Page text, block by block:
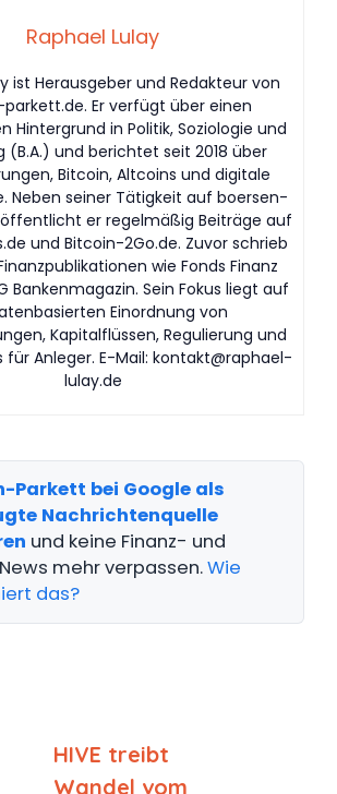
Raphael Lulay
ist Herausgeber und Redakteur von
Er verfügt über einen
Hintergrund in Politik, Soziologie und
(B.A.) und berichtet seit 2018 über
Bitcoin, Altcoins und digitale
Neben seiner Tätigkeit auf boersen-
er regelmäßig Beiträge auf
und Bitcoin-2Go.de. Zuvor schrieb
wie Fonds Finanz
Bankenmagazin. Sein Fokus liegt auf
Einordnung von
Kapitalflüssen, Regulierung und
Anleger. E-Mail: kontakt@raphael-
lulay.de
Parkett bei Google als
Nachrichtenquelle
und keine Finanz- und
mehr verpassen.Wie
das?
HIVE treibt
Wandel vom